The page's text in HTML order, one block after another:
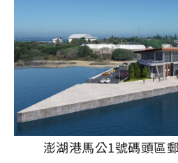
澎湖港馬公1號碼頭區